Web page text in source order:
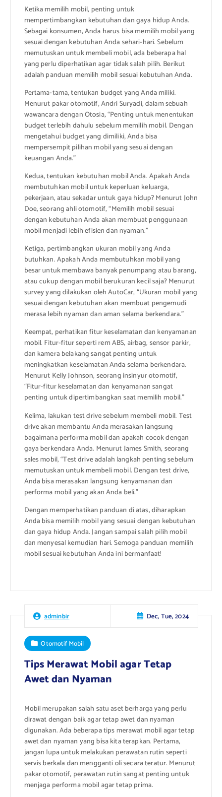
Ketika memilih mobil, penting untuk
mempertimbangkan kebutuhan dan gaya hidup Anda.
Sebagai konsumen, Anda harus bisa memilih mobil yang
sesuai dengan kebutuhan Anda sehari-hari. Sebelum
memutuskan untuk membeli mobil, ada beberapa hal
yang perlu diperhatikan agar tidak salah pilih. Berikut
adalah panduan memilih mobil sesuai kebutuhan Anda.
Pertama-tama, tentukan budget yang Anda miliki.
Menurut pakar otomotif, Andri Suryadi, dalam sebuah
wawancara dengan Otosia, “Penting untuk menentukan
budget terlebih dahulu sebelum memilih mobil. Dengan
mengetahui budget yang dimiliki, Anda bisa
mempersempit pilihan mobil yang sesuai dengan
keuangan Anda.”
Kedua, tentukan kebutuhan mobil Anda. Apakah Anda
membutuhkan mobil untuk keperluan keluarga,
pekerjaan, atau sekadar untuk gaya hidup? Menurut John
Doe, seorang ahli otomotif, “Memilih mobil sesuai
dengan kebutuhan Anda akan membuat penggunaan
mobil menjadi lebih efisien dan nyaman.”
Ketiga, pertimbangkan ukuran mobil yang Anda
butuhkan. Apakah Anda membutuhkan mobil yang
besar untuk membawa banyak penumpang atau barang,
atau cukup dengan mobil berukuran kecil saja? Menurut
survey yang dilakukan oleh AutoCar, “Ukuran mobil yang
sesuai dengan kebutuhan akan membuat pengemudi
merasa lebih nyaman dan aman selama berkendara.”
Keempat, perhatikan fitur keselamatan dan kenyamanan
mobil. Fitur-fitur seperti rem ABS, airbag, sensor parkir,
dan kamera belakang sangat penting untuk
meningkatkan keselamatan Anda selama berkendara.
Menurut Kelly Johnson, seorang insinyur otomotif,
“Fitur-fitur keselamatan dan kenyamanan sangat
penting untuk dipertimbangkan saat memilih mobil.”
Kelima, lakukan test drive sebelum membeli mobil. Test
drive akan membantu Anda merasakan langsung
bagaimana performa mobil dan apakah cocok dengan
gaya berkendara Anda. Menurut James Smith, seorang
sales mobil, “Test drive adalah langkah penting sebelum
memutuskan untuk membeli mobil. Dengan test drive,
Anda bisa merasakan langsung kenyamanan dan
performa mobil yang akan Anda beli.”
Dengan memperhatikan panduan di atas, diharapkan
Anda bisa memilih mobil yang sesuai dengan kebutuhan
dan gaya hidup Anda. Jangan sampai salah pilih mobil
dan menyesal kemudian hari. Semoga panduan memilih
mobil sesuai kebutuhan Anda ini bermanfaat!
adminbir Dec, Tue, 2024
Otomotif Mobil
Tips Merawat Mobil agar Tetap
Awet dan Nyaman
Mobil merupakan salah satu aset berharga yang perlu
dirawat dengan baik agar tetap awet dan nyaman
digunakan. Ada beberapa tips merawat mobil agar tetap
awet dan nyaman yang bisa kita terapkan. Pertama,
jangan lupa untuk melakukan perawatan rutin seperti
servis berkala dan mengganti oli secara teratur. Menurut
pakar otomotif, perawatan rutin sangat penting untuk
menjaga performa mobil agar tetap prima.